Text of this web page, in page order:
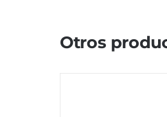
Otros